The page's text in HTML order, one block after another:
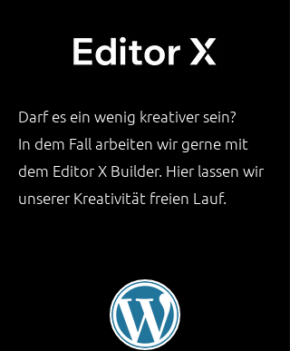
Darf es ein wenig kreativer sein?
In dem Fall arbeiten wir gerne mit
dem Editor X Builder. Hier lassen wir
unserer Kreativität freien Lauf.